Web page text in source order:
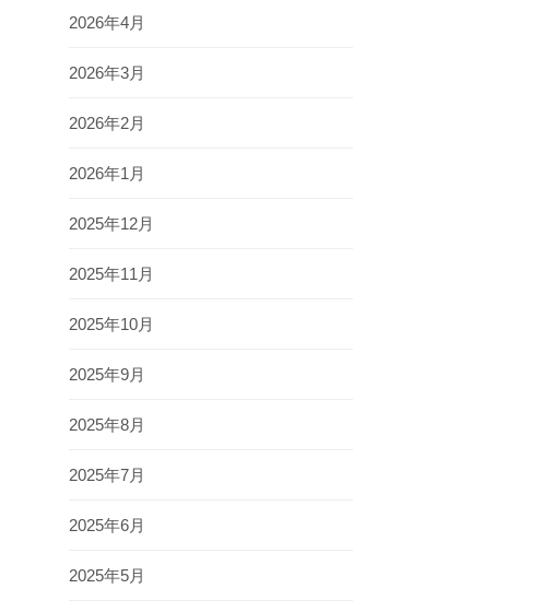
2026年4月
2026年3月
2026年2月
2026年1月
2025年12月
2025年11月
2025年10月
2025年9月
2025年8月
2025年7月
2025年6月
2025年5月